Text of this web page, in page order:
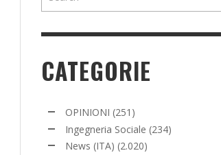
CATEGORIE
OPINIONI (251)
Ingegneria Sociale (234)
News (ITA) (2.020)